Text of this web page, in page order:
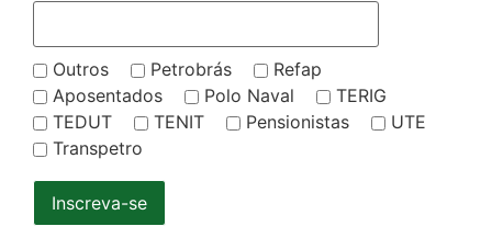
Outros Petrobrás
Refap
Aposentados
Polo Naval
TERIG
TEDUT
TENIT Pensionistas
UTE
Transpetro
Inscreva-se